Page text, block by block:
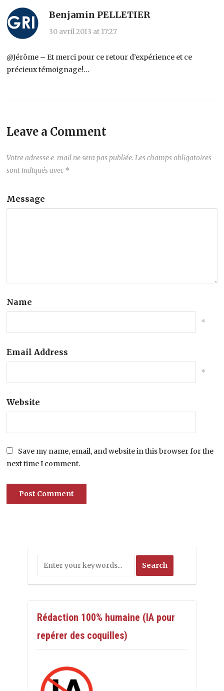
Benjamin PELLETIER
30 avril 2013 at 17:27
@Jérôme – Et merci pour ce retour d’expérience et ce
précieux témoignage!…
Leave a Comment
Votre adresse e-mail ne sera pas publiée. Les champs obligatoires
sont indiqués avec *
Message
Name
*
Email Address
*
Website
Save my name, email, and website in this browser for the
next time I comment.
Rédaction 100% humaine (IA pour
repérer des coquilles)